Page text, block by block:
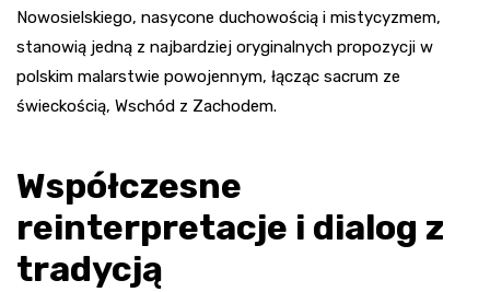
Nowosielskiego, nasycone duchowością i mistycyzmem,
stanowią jedną z najbardziej oryginalnych propozycji w
polskim malarstwie powojennym, łącząc sacrum ze
świeckością, Wschód z Zachodem.
Współczesne
reinterpretacje i dialog z
tradycją